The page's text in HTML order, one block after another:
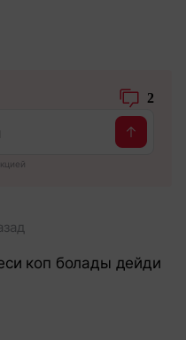
2
коп болады дейди